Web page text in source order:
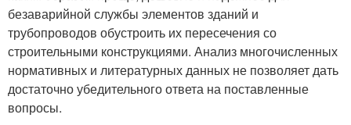
безаварийной службы элементов зданий и
трубопроводов обустроить их пересечения со
строительными конструкциями. Анализ многочисленных
нормативных и литературных данных не позволяет дать
достаточно убедительного ответа на поставленные
вопросы.